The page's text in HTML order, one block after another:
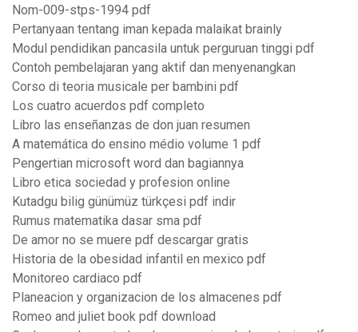
Nom-009-stps-1994 pdf
Pertanyaan tentang iman kepada malaikat brainly
Modul pendidikan pancasila untuk perguruan tinggi pdf
Contoh pembelajaran yang aktif dan menyenangkan
Corso di teoria musicale per bambini pdf
Los cuatro acuerdos pdf completo
Libro las enseñanzas de don juan resumen
A matemática do ensino médio volume 1 pdf
Pengertian microsoft word dan bagiannya
Libro etica sociedad y profesion online
Kutadgu bilig günümüz türkçesi pdf indir
Rumus matematika dasar sma pdf
De amor no se muere pdf descargar gratis
Historia de la obesidad infantil en mexico pdf
Monitoreo cardiaco pdf
Planeacion y organizacion de los almacenes pdf
Romeo and juliet book pdf download